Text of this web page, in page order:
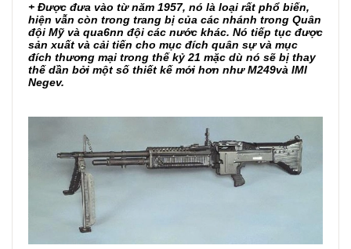
+ Được đưa vào từ năm 1957, nó là loại rất phổ biến,
hiện vẫn còn trong trang bị của các nhánh trong Quân
đội Mỹ và qua6nn đội các nước khác. Nó tiếp tục được
sản xuất và cải tiến cho mục đích quân sự và mục
đích thương mại trong thế kỷ 21 mặc dù nó sẽ bị thay
thế dần bởi một số thiết kế mới hơn như M249và IMI
Negev.